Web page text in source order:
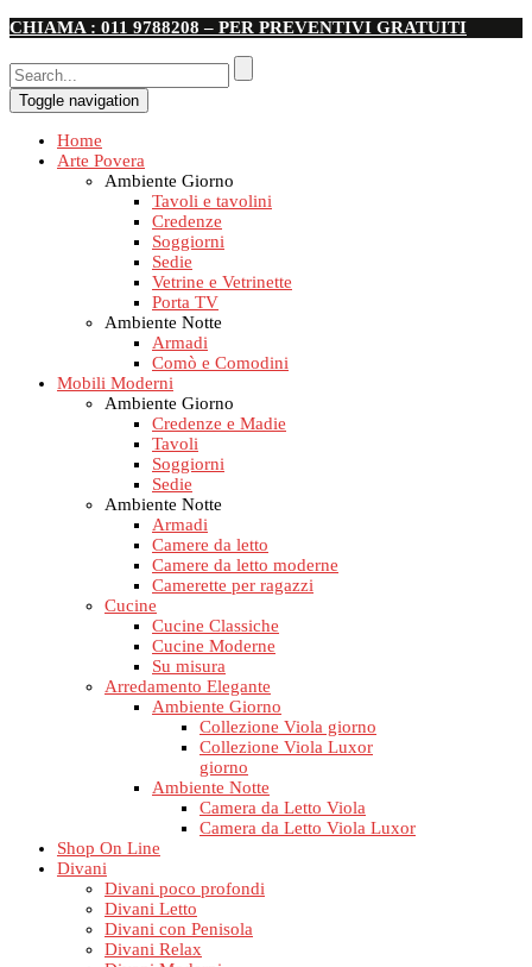
CHIAMA : 011 9788208 – PER PREVENTIVI GRATUITI
Toggle navigation
Home
Arte Povera
Ambiente Giorno
Tavoli e tavolini
Credenze
Soggiorni
Sedie
Vetrine e Vetrinette
Porta TV
Ambiente Notte
Armadi
Comò e Comodini
Mobili Moderni
Ambiente Giorno
Credenze e Madie
Tavoli
Soggiorni
Sedie
Ambiente Notte
Armadi
Camere da letto
Camere da letto moderne
Camerette per ragazzi
Cucine
Cucine Classiche
Cucine Moderne
Su misura
Arredamento Elegante
Ambiente Giorno
Collezione Viola giorno
Collezione Viola Luxor
giorno
Ambiente Notte
Camera da Letto Viola
Camera da Letto Viola Luxor
Shop On Line
Divani
Divani poco profondi
Divani Letto
Divani con Penisola
Divani Relax